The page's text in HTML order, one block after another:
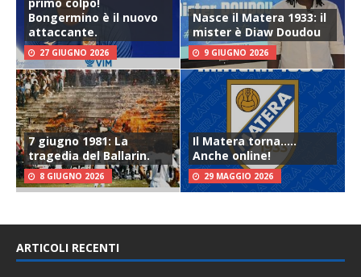
Bongermino è il nuovo
attaccante.
27 GIUGNO 2026
Nasce il Matera 1933: il
mister è Diaw Doudou
9 GIUGNO 2026
7 giugno 1981: La
tragedia del Ballarin.
8 GIUGNO 2026
Il Matera torna…..
Anche online!
29 MAGGIO 2026
ARTICOLI RECENTI